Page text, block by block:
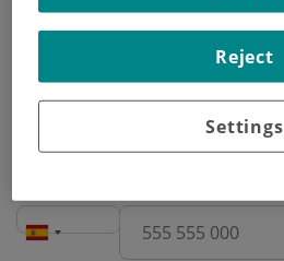
Correo electrónico
Settings
Reject